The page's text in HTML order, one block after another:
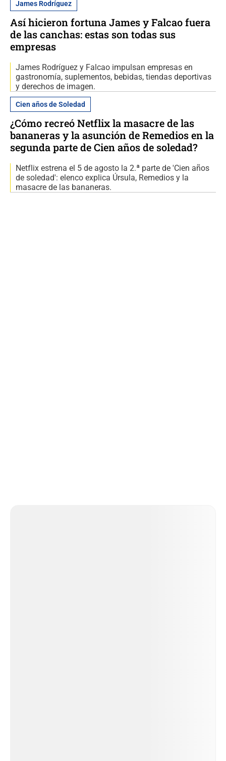
James Rodríguez
Así hicieron fortuna James y Falcao fuera
de las canchas: estas son todas sus
empresas
James Rodríguez y Falcao impulsan empresas en
gastronomía, suplementos, bebidas, tiendas deportivas
y derechos de imagen.
Cien años de Soledad
¿Cómo recreó Netflix la masacre de las
bananeras y la asunción de Remedios en la
segunda parte de Cien años de soledad?
Netflix estrena el 5 de agosto la 2.ª parte de 'Cien años
de soledad': elenco explica Úrsula, Remedios y la
masacre de las bananeras.